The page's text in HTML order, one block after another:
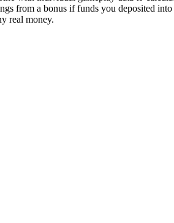
from a bonus if funds you deposited
real money.